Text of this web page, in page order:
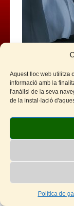
Aquest lloc web utilitza
informació amb la
l'anàlisi de la seva
de la instal·lació
Política de
© 2026 Cinemes de Sitges